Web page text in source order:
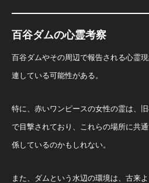
百谷ダムの心霊考察
百谷ダムやその周辺で報告される心霊
連している可能性がある。
特に、赤いワンピースの女性の霊は、
で目撃されており、これらの場所に共
係しているのかもしれない。
また、ダムという水辺の環境は、古来